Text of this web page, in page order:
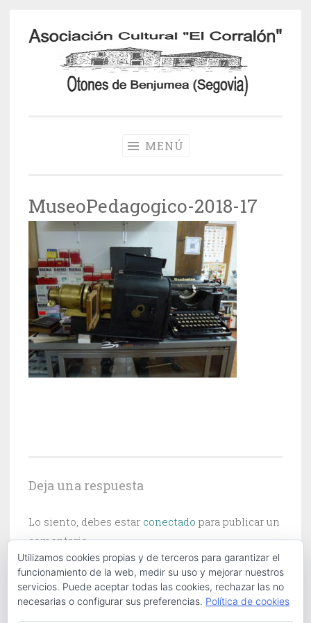
Saltar
contenido
MENÚ
MuseoPedagogico-2018-17
Deja una respuesta
Lo siento, debes estar conectado para publicar un
comentario.
Utilizamos cookies propias y de terceros para garantizar el
funcionamiento de la web, medir su uso y mejorar nuestros
servicios. Puede aceptar todas las cookies, rechazar las no
necesarias o configurar sus preferencias. Política de cookies